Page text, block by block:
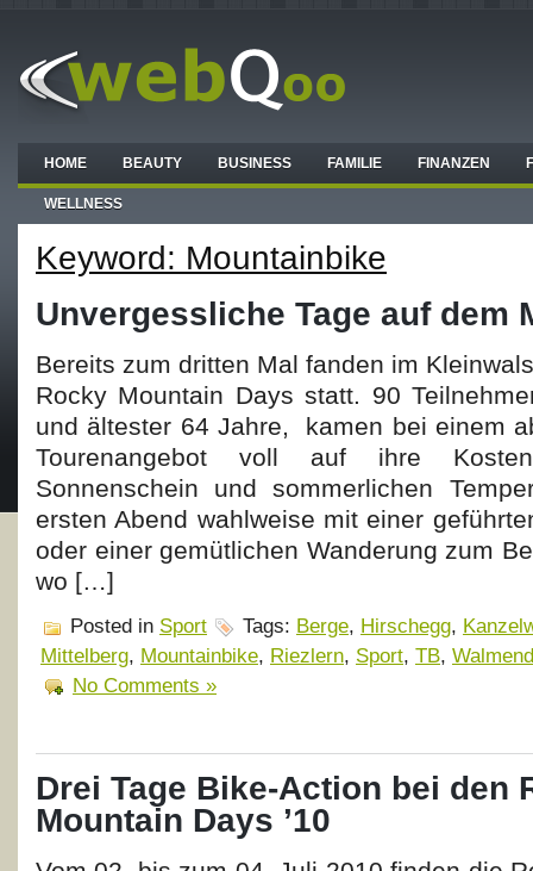
HOME BEAUTY BUSINESS FAMILIE FINANZEN
WELLNESS
Keyword: Mountainbike
Unvergessliche Tage auf dem
Bereits zum dritten Mal fanden im
Rocky Mountain Days statt. 90
und ältester 64 Jahre, kamen bei einem
Tourenangebot voll auf ihre
Sonnenschein und sommerlichen
ersten Abend wahlweise mit einer
oder einer gemütlichen Wanderung zum
wo […]
Posted in Sport Tags: Berge, Hirschegg,
Mittelberg, Mountainbike, Riezlern, Sport, TB,
No Comments »
Drei Tage Bike-Action bei den
Mountain Days ’10